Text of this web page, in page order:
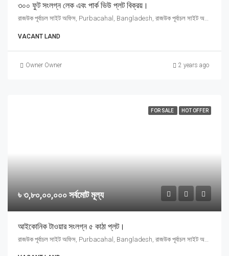
৩০০ ফুট সংলগ্ন লেক এবং পার্ক ভিউ প্লট বিক্রয়।
রাজউক পূর্বাচল সাইট অফিস, Purbacahal, Bangladesh, রাজউক পূর্বাচল সাইট অফিস, Purbacahal, Bangladesh, Purbacahal, Dhaka Division
VACANT LAND
Owner Owner 2 years ago
FOR SALE HOT OFFER
৳ ৩,৮০,০০,০০০ সর্বমোট মূল্য
আইকোনিক টাওয়ার সংলগ্ন ৫ কাঠা প্লট।